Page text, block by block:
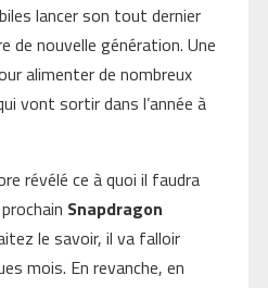
lancer son tout dernier
de nouvelle génération. Une
alimenter de nombreux
vont sortir dans l’année à
révélé ce à quoi il faudra
Snapdragon
le savoir, il va falloir
mois. En revanche, en